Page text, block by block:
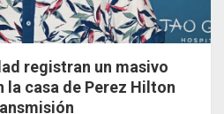
registran un masivo
casa de Perez Hilton